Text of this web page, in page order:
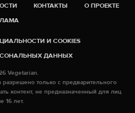
КОНТАКТЫ
О ПРОЕКТЕ
И COOKIES
ДАННЫХ
Vegetarian.
только с предварительного
контент, не предназначенный для лиц
16 лет.